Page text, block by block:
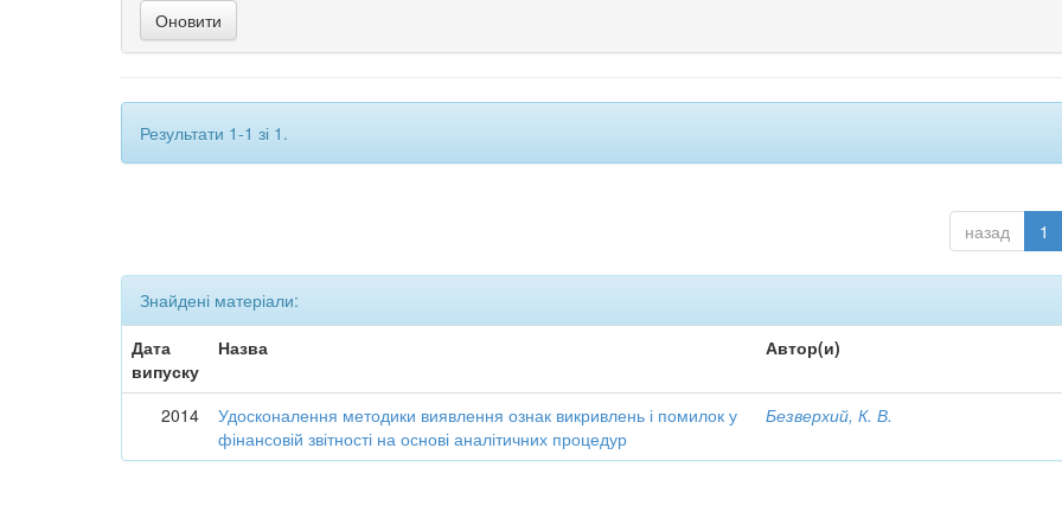
Результати 1-1 зі 1.
назад 1
Знайдені матеріали:
Дата
випуску
Назва Автор(и)
2014
Удосконалення методики виявлення ознак викривлень і помилок у
фінансовій звітності на основі аналітичних процедур
Безверхий, К. В.